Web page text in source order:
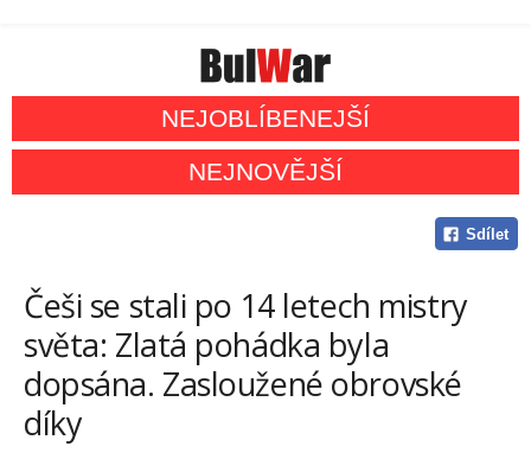
NEJOBLÍBENEJŠÍ
NEJNOVĚJŠÍ
Sdílet
Češi se stali po 14 letech mistry
světa: Zlatá pohádka byla
dopsána. Zasloužené obrovské
díky